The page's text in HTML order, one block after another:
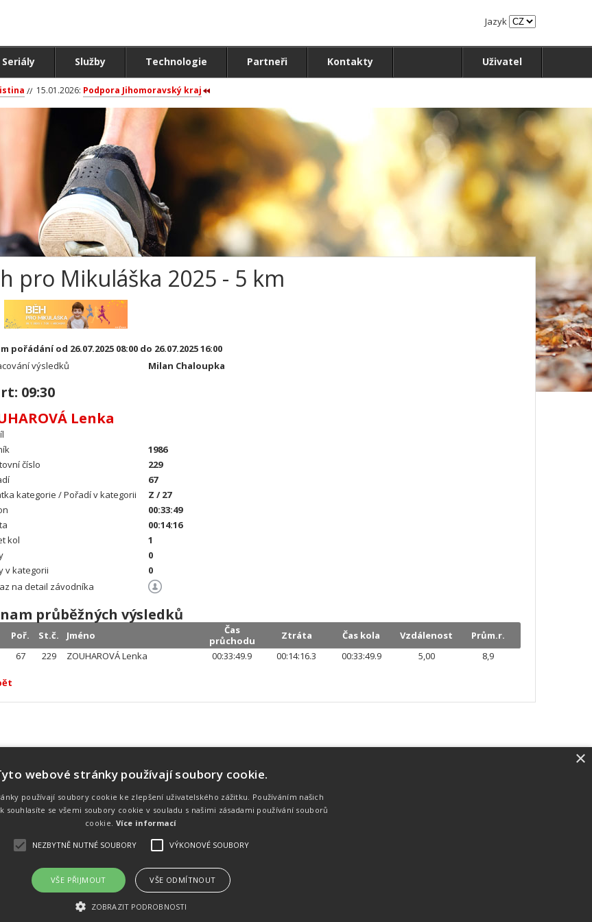
Jazyk
Seriály Služby Technologie Partneři Kontakty Uživatel
15.01.2026: Podpora Jihomoravský kraj
pro Mikuláška 2025 - 5 km
pořádání od 26.07.2025 08:00 do 26.07.2025 16:00
výsledků
Milan Chaloupka
09:30
Lenka
1986
číslo
229
67
kategorie / Pořadí v kategorii
Z / 27
00:33:49
00:14:16
kol
1
0
v kategorii
0
na detail závodníka
průběžných výsledků
Poř. St.č. Jméno
Čas
průchodu
Ztráta Čas kola Vzdálenost
Prům.r.
67 229 ZOUHAROVÁ Lenka 00:33:49.9 00:14:16.3 00:33:49.9 5,00 8,9
Náš tým
Náš tým je schopen na profesionální
úrovni zajistit pořádání sportovních
soutěží. Organizaci závodů, registraci na
místě, měření, zpracování a publikaci
zakázku. Lze online publikovat výsledky
Úvod Kalendář akcí
×
webové stránky používají soubory cookie.
používají soubory cookie ke zlepšení uživatelského zážitku. Používáním našich
souhlasíte se všemi soubory cookie v souladu s našimi zásadami používání souborů
cookie. Více informací
NEZBYTNĚ NUTNÉ SOUBORY VÝKONOVÉ SOUBORY
VŠE PŘIJMOUT VŠE ODMÍTNOUT
ZOBRAZIT PODROBNOSTI